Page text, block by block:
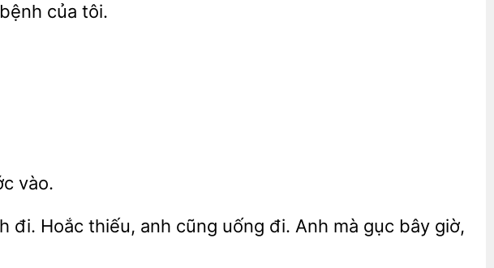
bệnh của tôi.
đi. Hoắc thiếu, anh cũng uống đi. Anh mà gục bây giờ,